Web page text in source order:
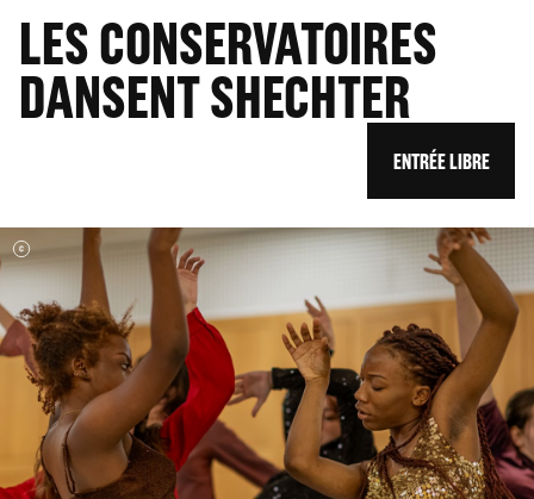
LES CONSERVATOIRES
DANSENT SHECHTER
ENTRÉE LIBRE